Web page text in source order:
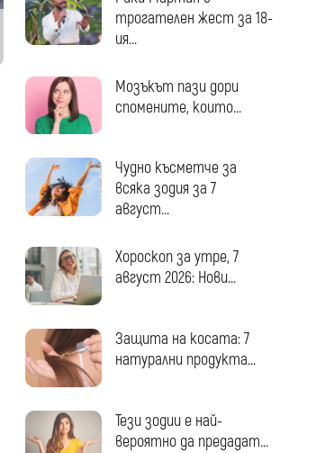
трогателен жест за 18-
ия...
Мозъкът пази дори
спомените, които...
Чудно късметче за
всяка зодия за 7
август...
Хороскоп за утре, 7
август 2026: Нови...
Защита на косата: 7
натурални продукта...
Тези зодии е най-
вероятно да предадат...